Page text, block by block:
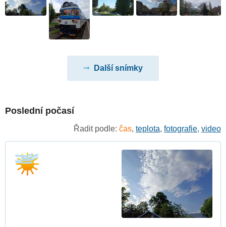
Další snímky
Poslední počasí
Řadit podle: čas, teplota, fotografie, video